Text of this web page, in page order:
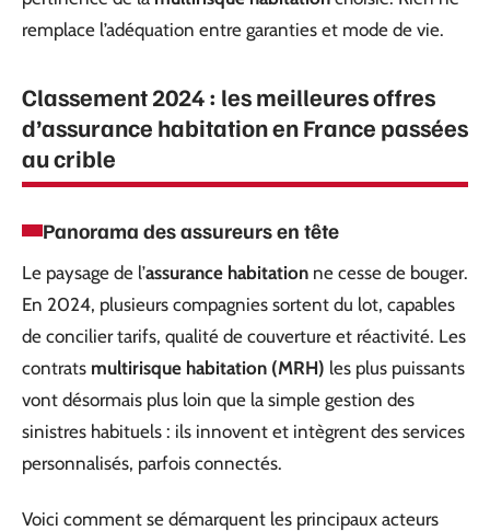
remplace l’adéquation entre garanties et mode de vie.
Classement 2024 : les meilleures offres
d’assurance habitation en France passées
au crible
Panorama des assureurs en tête
Le paysage de l’assurance habitation ne cesse de bouger.
En 2024, plusieurs compagnies sortent du lot, capables
de concilier tarifs, qualité de couverture et réactivité. Les
contrats multirisque habitation (MRH) les plus puissants
vont désormais plus loin que la simple gestion des
sinistres habituels : ils innovent et intègrent des services
personnalisés, parfois connectés.
Voici comment se démarquent les principaux acteurs